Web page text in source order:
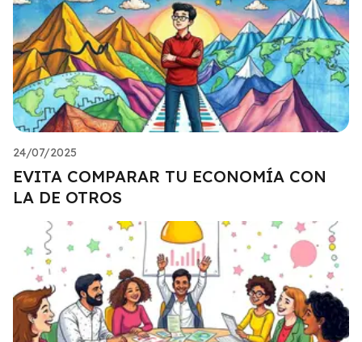
24/07/2025
EVITA COMPARAR TU ECONOMÍA CON
LA DE OTROS